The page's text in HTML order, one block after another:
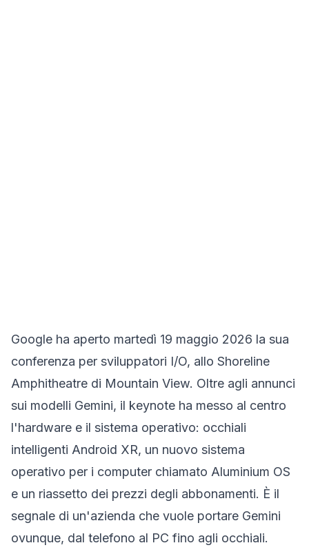
Google ha aperto martedì 19 maggio 2026 la sua
conferenza per sviluppatori I/O, allo Shoreline
Amphitheatre di Mountain View. Oltre agli annunci
sui modelli Gemini, il keynote ha messo al centro
l'hardware e il sistema operativo: occhiali
intelligenti Android XR, un nuovo sistema
operativo per i computer chiamato Aluminium OS
e un riassetto dei prezzi degli abbonamenti. È il
segnale di un'azienda che vuole portare Gemini
ovunque, dal telefono al PC fino agli occhiali.